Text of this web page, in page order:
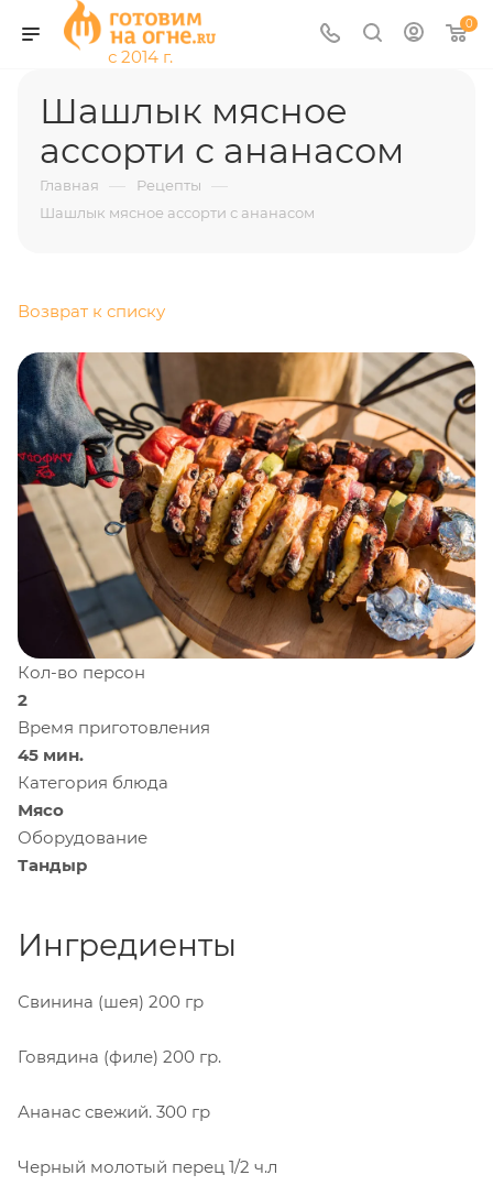
0
Шашлык мясное
ассорти с ананасом
Главная — Рецепты —
Шашлык мясное ассорти с ананасом
Возврат к списку
Кол-во персон
2
Время приготовления
45 мин.
Категория блюда
Мясо
Оборудование
Тандыр
Ингредиенты
Свинина (шея) 200 гр
Говядина (филе) 200 гр.
Ананас свежий. 300 гр
Черный молотый перец 1/2 ч.л